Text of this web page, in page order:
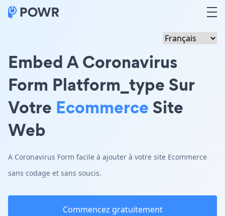
Embed A Coronavirus
Form Platform_type Sur
Votre EcommerceSite
Web
A Coronavirus Form facile à ajouter à votre site Ecommerce
sans codage et sans soucis.
Commencez gratuitement